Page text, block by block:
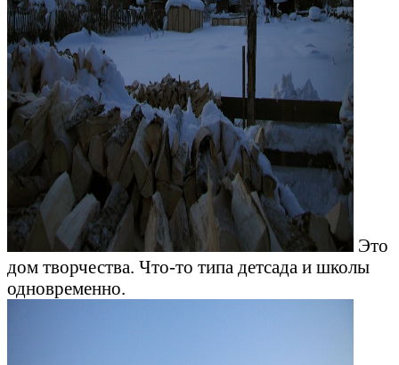
Это
дом творчества. Что-то типа детсада и школы
одновременно.